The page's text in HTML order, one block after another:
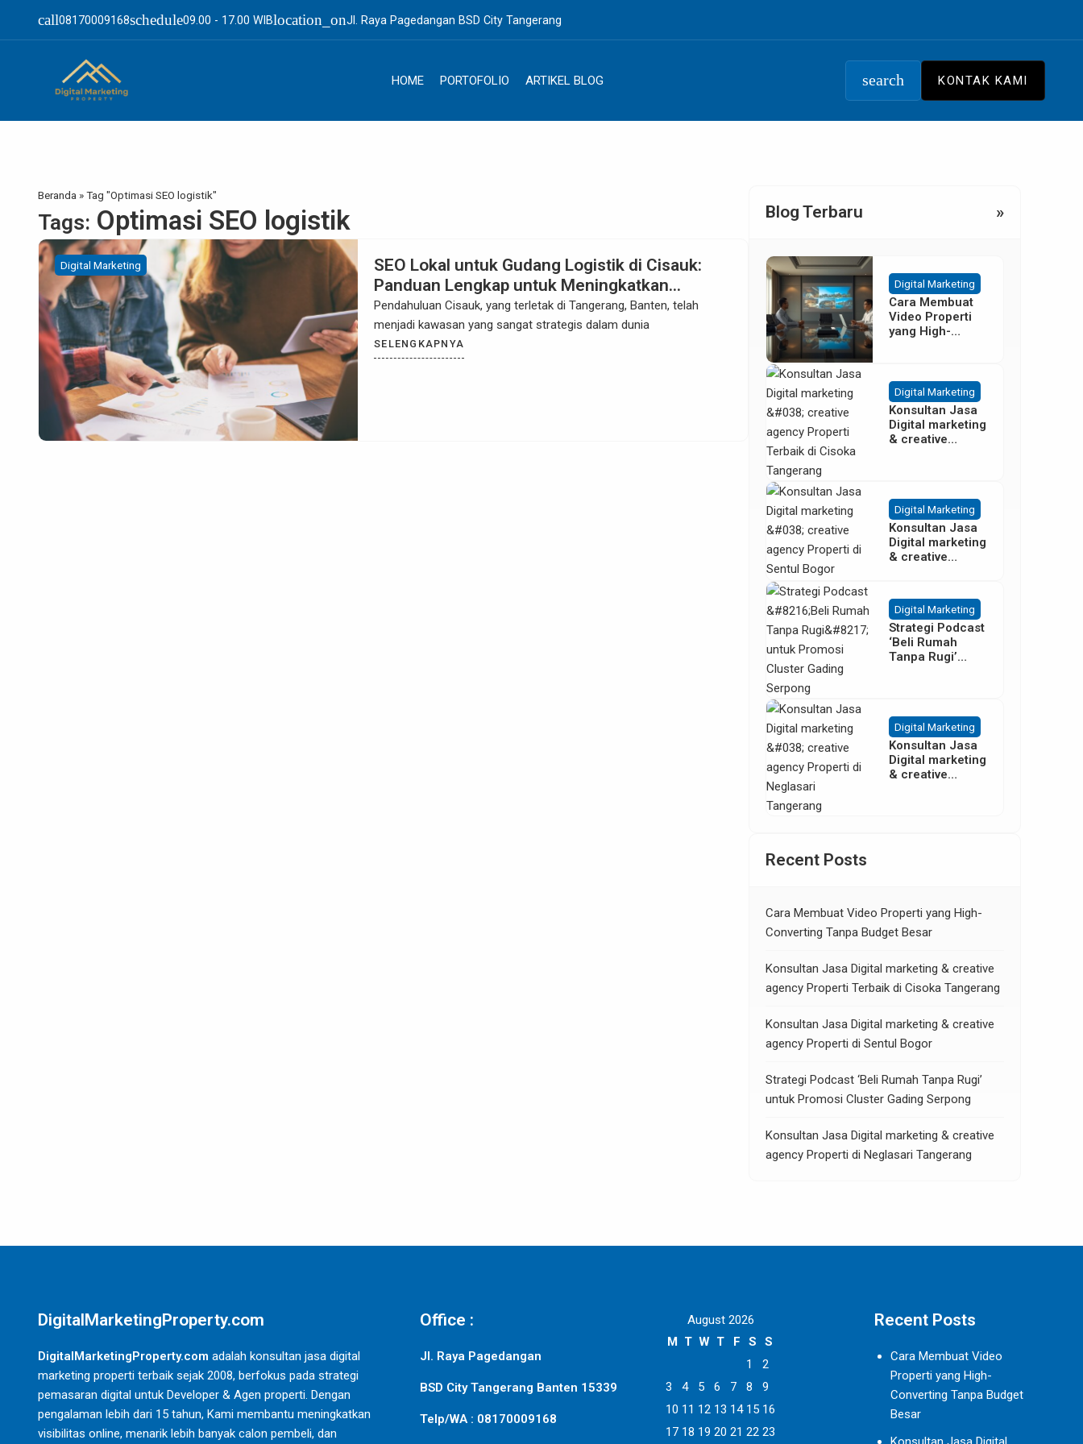
call08170009168schedule09.00 - 17.00 WIBlocation_onJl. Raya Pagedangan BSD City Tangerang
HOME PORTOFOLIO ARTIKEL BLOG search KONTAK KAMI
Beranda »Tag "Optimasi SEO logistik"
Tags: Optimasi SEO logistik
Digital Marketing
SEO Lokal untuk Gudang Logistik di Cisauk:
Panduan Lengkap untuk Meningkatkan
Visibilitas dan Daya Saing
Pendahuluan Cisauk, yang terletak di Tangerang, Banten, telah
menjadi kawasan yang sangat strategis dalam dunia
SELENGKAPNYA
Blog Terbaru »
Digital Marketing
Cara Membuat
Video Properti
yang High-
Digital Marketing
Konsultan Jasa
Digital marketing
& creative
Tangerang
Digital Marketing
Konsultan Jasa
Digital marketing
& creative
Digital Marketing
Strategi Podcast
‘Beli Rumah
Tanpa Rugi’
Digital Marketing
Konsultan Jasa
Digital marketing
& creative
Recent Posts
Cara Membuat Video Properti yang High-
Converting Tanpa Budget Besar
Konsultan Jasa Digital marketing & creative
agency Properti Terbaik di Cisoka Tangerang
Konsultan Jasa Digital marketing & creative
agency Properti di Sentul Bogor
Strategi Podcast ‘Beli Rumah Tanpa Rugi’
untuk Promosi Cluster Gading Serpong
Konsultan Jasa Digital marketing & creative
agency Properti di Neglasari Tangerang
DigitalMarketingProperty.com
DigitalMarketingProperty.com adalah konsultan jasa digital
marketing properti terbaik sejak 2008, berfokus pada strategi
pemasaran digital untuk Developer & Agen properti. Dengan
pengalaman lebih dari 15 tahun, Kami membantu meningkatkan
visibilitas online, menarik lebih banyak calon pembeli, dan
Office :
Jl. Raya Pagedangan
BSD City Tangerang Banten 15339
Telp/WA : 08170009168
August 2026
M T W T F S
S
1
2
3
4 5 6 7 8
9
10 11 12 13 14 15 16
17 18 19 20 21 22 23
Recent Posts
Cara Membuat Video
Properti yang High-
Converting Tanpa Budget
Besar